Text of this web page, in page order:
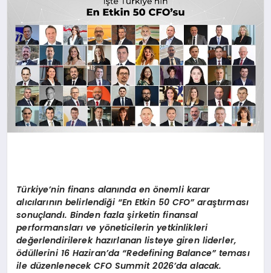
Türkiye’nin finans alanında en önemli karar
alıcılarının belirlendiği “En Etkin 50 CFO” araştırması
sonuçlandı. Binden fazla şirketin finansal
performansları ve yöneticilerin yetkinlikleri
değerlendirilerek hazırlanan listeye giren liderler,
ödüllerini 16 Haziran’da “Redefining Balance” teması
ile düzenlenecek CFO Summit 2026’da alacak.